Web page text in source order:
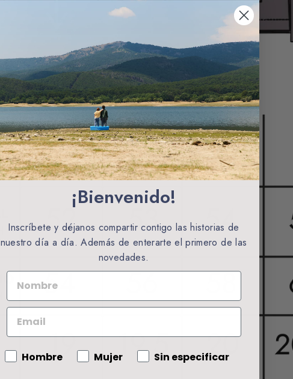
¡Bienvenido!
Inscríbete y déjanos compartir contigo las historias de
nuestro día a día. Además de enterarte el primero de las
novedades.
NOMBRE
EMAIL
GenderHombre Mujer Sin especificar